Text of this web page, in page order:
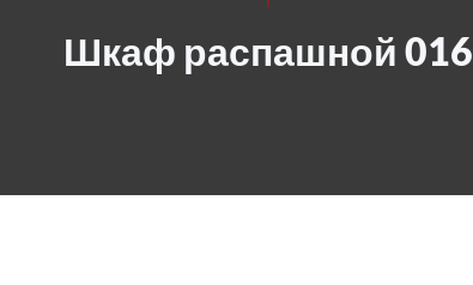
Шкаф распашной 016